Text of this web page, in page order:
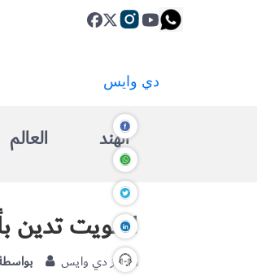
العالم الهند
الكويت تدين
| آواز دي وايس